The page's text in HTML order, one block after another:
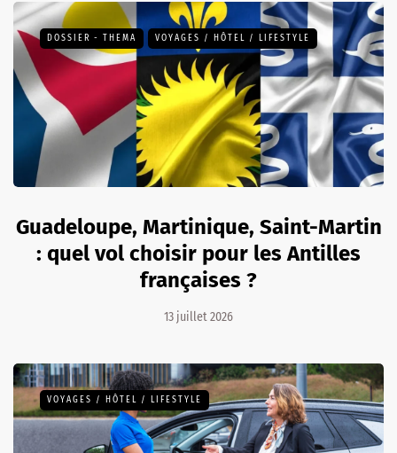
DOSSIER - THEMA VOYAGES / HÔTEL / LIFESTYLE
Guadeloupe, Martinique, Saint-Martin
: quel vol choisir pour les Antilles
françaises ?
13 juillet 2026
VOYAGES / HÔTEL / LIFESTYLE